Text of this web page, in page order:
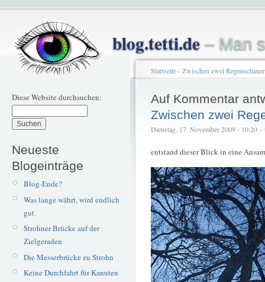
blog.tetti.de– Man
Diese Website durchsuchen:
Neueste
Blogeinträge
Blog-Ende?
Was lange währt, wird endlich
gut.
Strohner Brücke auf der
Zielgeraden
Die Messerbrücke zu Strohn
Keine Durchfahrt für Kanuten
Startseite› Zwischen zwei
Auf Kommentar
Zwischen zwei
Dienstag, 17. November 2009 - 10:20 –
entstand dieser Blick in eine